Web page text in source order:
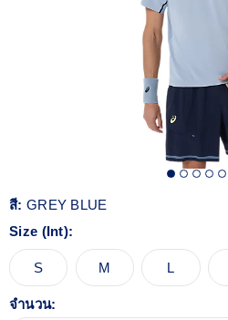
สี: GREY BLUE
Size (Int):
S M L
จำนวน: